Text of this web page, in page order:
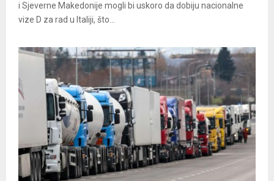
i Sjeverne Makedonije mogli bi uskoro da dobiju nacionalne
vize D za rad u Italiji, što...